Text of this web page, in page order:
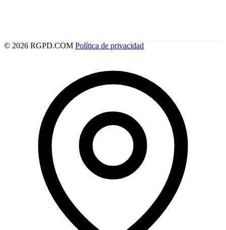
© 2026 RGPD.COM Política de privacidad